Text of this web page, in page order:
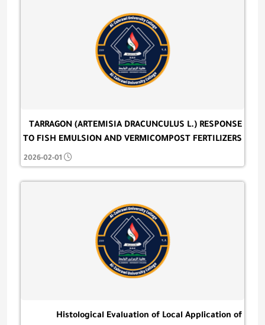
TARRAGON (ARTEMISIA DRACUNCULUS L.) RESPONSE
TO FISH EMULSION AND VERMICOMPOST FERTILIZERS
Histological Evaluation of Local Application of